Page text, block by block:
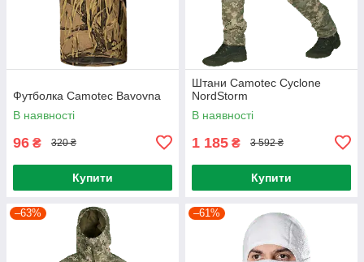
Футболка Camotec Bavovna
В наявності
96 ₴ 320 ₴
Купити
Штани Camotec Cyclone
NordStorm
В наявності
1 185 ₴ 3 592 ₴
Купити
–63% –61%